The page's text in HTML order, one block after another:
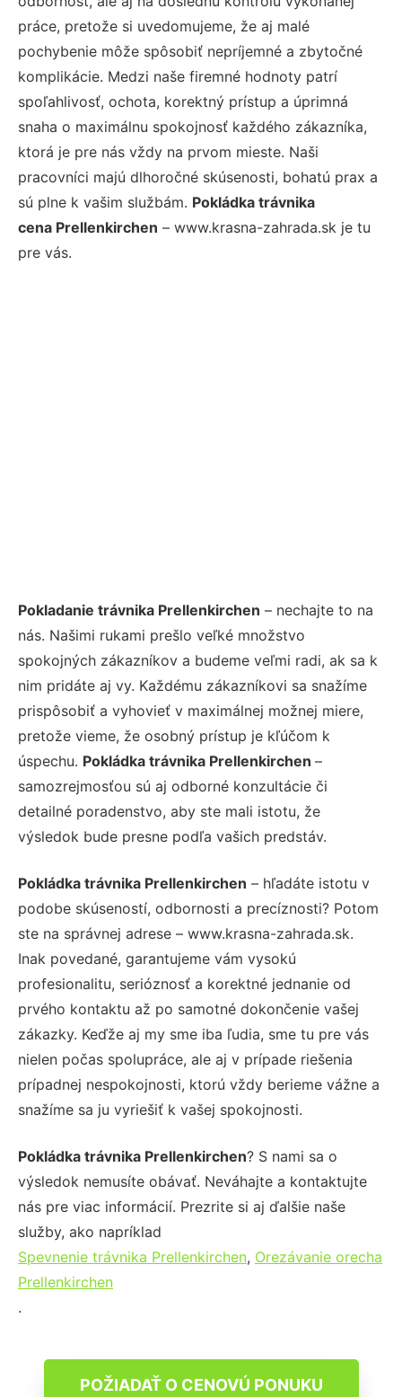
práce, pretože si uvedomujeme, že aj malé
pochybenie môže spôsobiť nepríjemné a zbytočné
komplikácie. Medzi naše firemné hodnoty patrí
spoľahlivosť, ochota, korektný prístup a úprimná
snaha o maximálnu spokojnosť každého zákazníka,
ktorá je pre nás vždy na prvom mieste. Naši
pracovníci majú dlhoročné skúsenosti, bohatú prax a
sú plne k vašim službám. Pokládka trávnika
cena Prellenkirchen – www.krasna-zahrada.sk je tu
pre vás.
Pokladanie trávnika Prellenkirchen – nechajte to na
nás. Našimi rukami prešlo veľké množstvo
spokojných zákazníkov a budeme veľmi radi, ak sa k
nim pridáte aj vy. Každému zákazníkovi sa snažíme
prispôsobiť a vyhovieť v maximálnej možnej miere,
pretože vieme, že osobný prístup je kľúčom k
úspechu. Pokládka trávnika Prellenkirchen –
samozrejmosťou sú aj odborné konzultácie či
detailné poradenstvo, aby ste mali istotu, že
výsledok bude presne podľa vašich predstáv.
Pokládka trávnika Prellenkirchen – hľadáte istotu v
podobe skúseností, odbornosti a precíznosti? Potom
ste na správnej adrese – www.krasna-zahrada.sk.
Inak povedané, garantujeme vám vysokú
profesionalitu, serióznosť a korektné jednanie od
prvého kontaktu až po samotné dokončenie vašej
zákazky. Keďže aj my sme iba ľudia, sme tu pre vás
nielen počas spolupráce, ale aj v prípade riešenia
prípadnej nespokojnosti, ktorú vždy berieme vážne a
snažíme sa ju vyriešiť k vašej spokojnosti.
Pokládka trávnika Prellenkirchen? S nami sa o
výsledok nemusíte obávať. Neváhajte a kontaktujte
nás pre viac informácií. Prezrite si aj ďalšie naše
služby, ako napríklad
Spevnenie trávnika Prellenkirchen, Orezávanie orecha
Prellenkirchen
.
POŽIADAŤ O CENOVÚ PONUKU